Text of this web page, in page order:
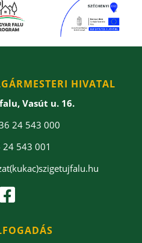
HIVATAL
Vasút u. 16.
24 543 000
24 543 001
